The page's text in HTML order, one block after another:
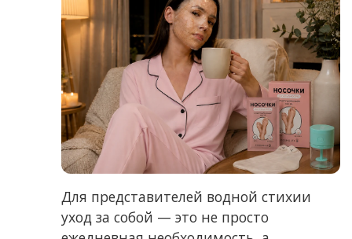
Для представителей водной стихии
уход за собой — это не просто